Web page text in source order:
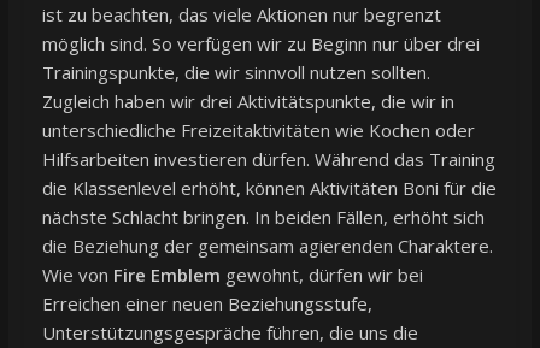
ist zu beachten, das viele Aktionen nur begrenzt
möglich sind. So verfügen wir zu Beginn nur über drei
Trainingspunkte, die wir sinnvoll nutzen sollten.
Zugleich haben wir drei Aktivitätspunkte, die wir in
unterschiedliche Freizeitaktivitäten wie Kochen oder
Hilfsarbeiten investieren dürfen. Während das Training
die Klassenlevel erhöht, können Aktivitäten Boni für die
nächste Schlacht bringen. In beiden Fällen, erhöht sich
die Beziehung der gemeinsam agierenden Charaktere.
Wie von Fire Emblem gewohnt, dürfen wir bei
Erreichen einer neuen Beziehungsstufe,
Unterstützungsgespräche führen, die uns die